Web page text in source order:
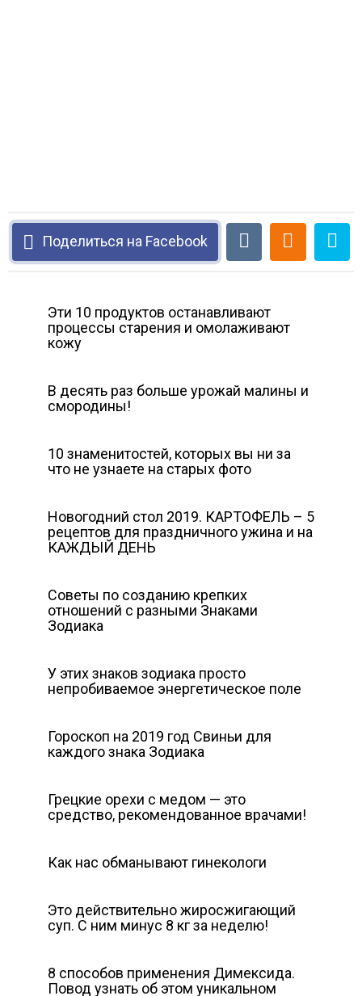
Поделиться на Facebook
Эти 10 продуктов останавливают
процессы старения и омолаживают
кожу
В десять раз больше урожай малины и
смородины!
10 знаменитостей, которых вы ни за
что не узнаете на старых фото
Новогодний стол 2019. КАРТОФЕЛЬ – 5
рецептов для праздничного ужина и на
КАЖДЫЙ ДЕНЬ
Советы по созданию крепких
отношений с разными Знаками
Зодиака
У этих знаков зодиака просто
непробиваемое энергетическое поле
Гороскоп на 2019 год Свиньи для
каждого знака Зодиака
Грецкие орехи с медом — это
средство, рекомендованное врачами!
Как нас обманывают гинекологи
Это действительно жиросжигающий
суп. С ним минус 8 кг за неделю!
8 способов применения Димексида.
Повод узнать об этом уникальном